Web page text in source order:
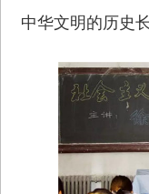
中华文明的历史